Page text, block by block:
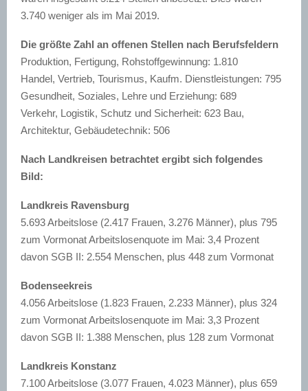
3.740 weniger als im Mai 2019.
Die größte Zahl an offenen Stellen nach Berufsfeldern
Produktion, Fertigung, Rohstoffgewinnung: 1.810
Handel, Vertrieb, Tourismus, Kaufm. Dienstleistungen: 795
Gesundheit, Soziales, Lehre und Erziehung: 689
Verkehr, Logistik, Schutz und Sicherheit: 623 Bau,
Architektur, Gebäudetechnik: 506
Nach Landkreisen betrachtet ergibt sich folgendes
Bild:
Landkreis Ravensburg
5.693 Arbeitslose (2.417 Frauen, 3.276 Männer), plus 795
zum Vormonat Arbeitslosenquote im Mai: 3,4 Prozent
davon SGB II: 2.554 Menschen, plus 448 zum Vormonat
Bodenseekreis
4.056 Arbeitslose (1.823 Frauen, 2.233 Männer), plus 324
zum Vormonat Arbeitslosenquote im Mai: 3,3 Prozent
davon SGB II: 1.388 Menschen, plus 128 zum Vormonat
Landkreis Konstanz
7.100 Arbeitslose (3.077 Frauen, 4.023 Männer), plus 659